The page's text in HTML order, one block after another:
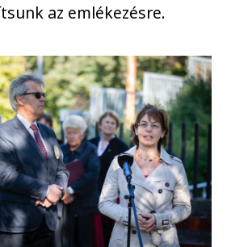
az emlékezésre.